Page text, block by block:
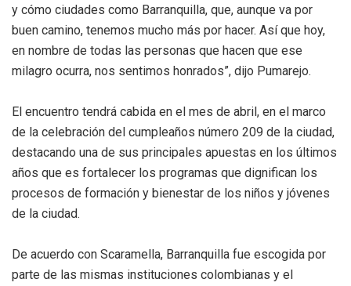
y cómo ciudades como Barranquilla, que, aunque va por
buen camino, tenemos mucho más por hacer. Así que hoy,
en nombre de todas las personas que hacen que ese
milagro ocurra, nos sentimos honrados”, dijo Pumarejo.
El encuentro tendrá cabida en el mes de abril, en el marco
de la celebración del cumpleaños número 209 de la ciudad,
destacando una de sus principales apuestas en los últimos
años que es fortalecer los programas que dignifican los
procesos de formación y bienestar de los niños y jóvenes
de la ciudad.
De acuerdo con Scaramella, Barranquilla fue escogida por
parte de las mismas instituciones colombianas y el